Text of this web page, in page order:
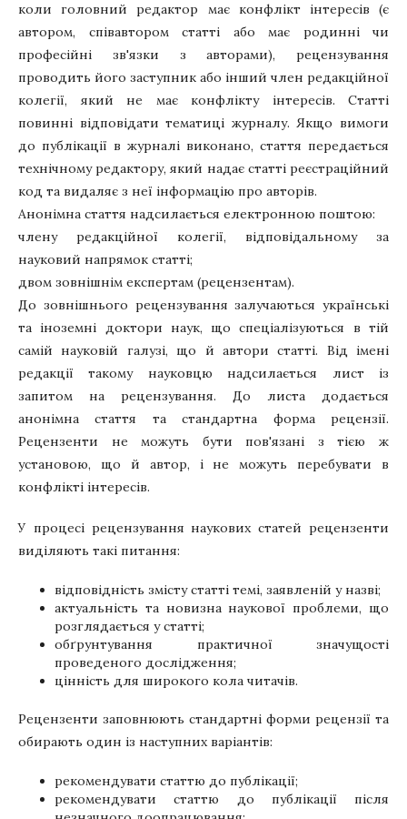
коли головний редактор має конфлікт інтересів (є
автором, співавтором статті або має родинні чи
професійні зв'язки з авторами), рецензування
проводить його заступник або інший член редакційної
колегії, який не має конфлікту інтересів. Статті
повинні відповідати тематиці журналу. Якщо вимоги
до публікації в журналі виконано, стаття передається
технічному редактору, який надає статті реєстраційний
код та видаляє з неї інформацію про авторів.
Анонімна стаття надсилається електронною поштою:
члену редакційної колегії, відповідальному за
науковий напрямок статті;
двом зовнішнім експертам (рецензентам).
До зовнішнього рецензування залучаються українські
та іноземні доктори наук, що спеціалізуються в тій
самій науковій галузі, що й автори статті. Від імені
редакції такому науковцю надсилається лист із
запитом на рецензування. До листа додається
анонімна стаття та стандартна форма рецензії.
Рецензенти не можуть бути пов'язані з тією ж
установою, що й автор, і не можуть перебувати в
конфлікті інтересів.
У процесі рецензування наукових статей рецензенти
виділяють такі питання:
відповідність змісту статті темі, заявленій у назві;
актуальність та новизна наукової проблеми, що
розглядається у статті;
обґрунтування практичної значущості
проведеного дослідження;
цінність для широкого кола читачів.
Рецензенти заповнюють стандартні форми рецензії та
обирають один із наступних варіантів:
рекомендувати статтю до публікації;
рекомендувати статтю до публікації після